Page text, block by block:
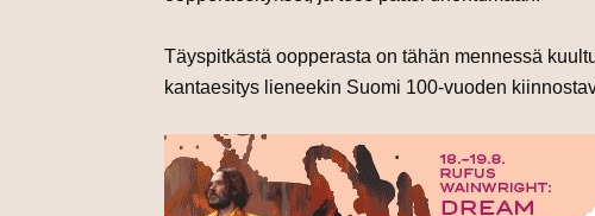
Täyspitkästä oopperasta on tähän mennessä
kantaesitys lieneekin Suomi 100-vuoden